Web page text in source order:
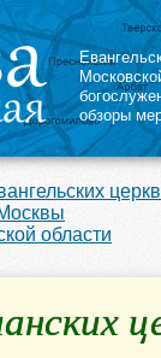
обзоры
области